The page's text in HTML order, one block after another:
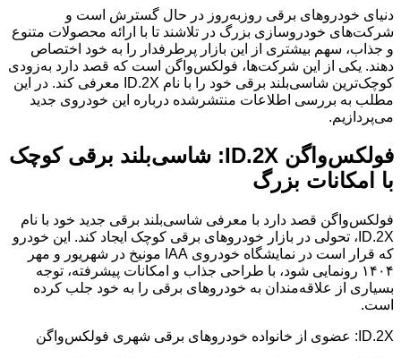
دنیای خودروهای برقی روزبه‌روز در حال گسترش است و
شرکت‌های خودروسازی بزرگ در تلاشند تا با ارائه محصولات متنوع
و جذاب، سهم بیشتری از این بازار پرطرفدار را به خود اختصاص
دهند. یکی از این شرکت‌ها، فولکس‌واگن است که قصد دارد به‌زودی
کوچک‌ترین شاسی‌بلند برقی خود را با نام ID.2X معرفی کند. در این
مطلب به بررسی اطلاعات منتشرشده درباره این خودروی جدید
می‌پردازیم.
فولکس‌واگن ID.2X: شاسی‌بلند برقی کوچک
با امکانات بزرگ
فولکس‌واگن قصد دارد با معرفی شاسی‌بلند برقی جدید خود با نام
ID.2X، تحولی در بازار خودروهای برقی کوچک ایجاد کند. این خودرو
که قرار است در نمایشگاه خودروی IAA مونیخ در شهریور و مهر
۱۴۰۴ رونمایی شود، با طراحی جذاب و امکانات پیشرفته، توجه
بسیاری از علاقه‌مندان به خودروهای برقی را به خود جلب کرده
است.
ID.2X: عضوی از خانواده خودروهای برقی شهری فولکس‌واگن